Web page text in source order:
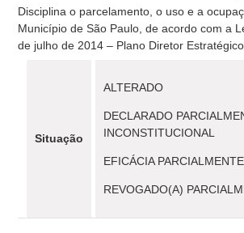
Disciplina o parcelamento, o uso e a
Município de São Paulo, de acordo com a
de julho de 2014 – Plano Diretor Estratégico
Situação
ALTERADO
DECLARADO
INCONSTITUCIONAL
EFICÁCIA
REVOGADO(A)